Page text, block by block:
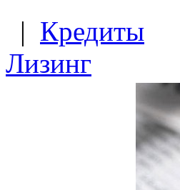
| Кредиты
Лизинг